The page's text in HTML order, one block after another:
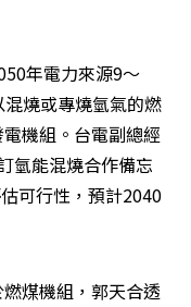
年電力來源9～
燒或專燒氫氣的燃
機組。台電副總經
氫能混燒合作備忘
可行性，預計2040
煤機組，郭天合透